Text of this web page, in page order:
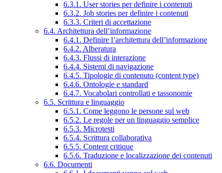
6.3.1. User stories per definire i contenuti
6.3.2. Job stories per definire i contenuti
6.3.3. Criteri di accettazione
6.4. Architettura dell’informazione
6.4.1. Definire l’architettura dell’informazione
6.4.2. Alberatura
6.4.3. Flussi di interazione
6.4.4. Sistemi di navigazione
6.4.5. Tipologie di contenuto (content type)
6.4.6. Ontologie e standard
6.4.7. Vocabolari controllati e tassonomie
6.5. Scrittura e linguaggio
6.5.1. Come leggono le persone sul web
6.5.2. Le regole per un linguaggio semplice
6.5.3. Microtesti
6.5.4. Scrittura collaborativa
6.5.5. Content critique
6.5.6. Traduzione e localizzazione dei contenuti
6.6. Documenti